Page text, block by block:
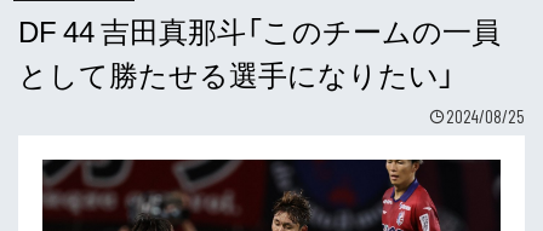
DF 44 吉田真那斗「このチームの一員
として勝たせる選手になりたい」
2024/08/25